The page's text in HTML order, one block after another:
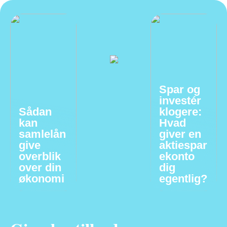
Sådan
kan
samlelån
give
overblik
over din
økonomi
Spar og
investér
klogere:
Hvad
giver en
aktiespar
ekonto
dig
egentlig?